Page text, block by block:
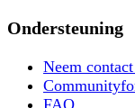
Ondersteuning
Neem
FAQ